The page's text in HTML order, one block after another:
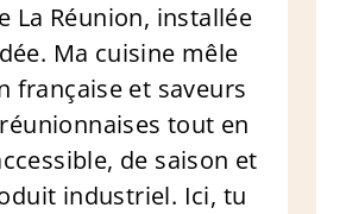
La Réunion, installée
Ma cuisine mêle
française et saveurs
tout en
de saison et
industriel. Ici, tu